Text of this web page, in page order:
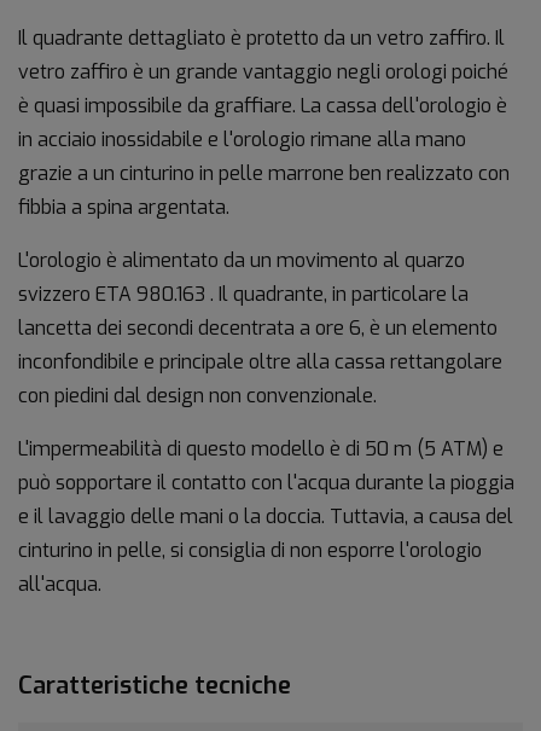
Il quadrante dettagliato è protetto da un vetro zaffiro. Il
vetro zaffiro è un grande vantaggio negli orologi poiché
è quasi impossibile da graffiare. La cassa dell'orologio è
in acciaio inossidabile e l'orologio rimane alla mano
grazie a un cinturino in pelle marrone ben realizzato con
fibbia a spina argentata.
L'orologio è alimentato da un movimento al quarzo
svizzero ETA 980.163 . Il quadrante, in particolare la
lancetta dei secondi decentrata a ore 6, è un elemento
inconfondibile e principale oltre alla cassa rettangolare
con piedini dal design non convenzionale.
L'impermeabilità di questo modello è di 50 m (5 ATM) e
può sopportare il contatto con l'acqua durante la pioggia
e il lavaggio delle mani o la doccia. Tuttavia, a causa del
cinturino in pelle, si consiglia di non esporre l'orologio
all'acqua.
Caratteristiche tecniche